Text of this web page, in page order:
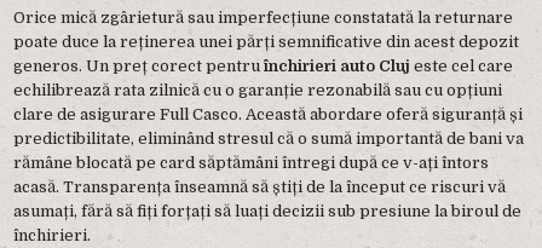
Orice mică zgârietură sau imperfecțiune constatată la returnare
poate duce la reținerea unei părți semnificative din acest depozit
generos. Un preț corect pentruînchirieri auto Cluj este cel care
echilibrează rata zilnică cu o garanție rezonabilă sau cu opțiuni
clare de asigurare Full Casco. Această abordare oferă siguranță și
predictibilitate, eliminând stresul că o sumă importantă de bani va
rămâne blocată pe card săptămâni întregi după ce v-ați întors
acasă. Transparența înseamnă să știți de la început ce riscuri vă
asumați, fără să fiți forțați să luați decizii sub presiune la biroul de
închirieri.